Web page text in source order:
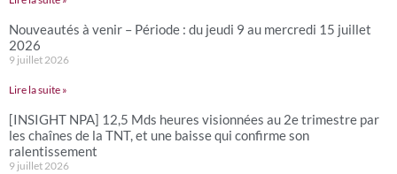
Nouveautés à venir – Période : du jeudi 9 au mercredi 15 juillet
2026
9 juillet 2026
Lire la suite »
[INSIGHT NPA] 12,5 Mds heures visionnées au 2e trimestre par
les chaînes de la TNT, et une baisse qui confirme son
ralentissement
9 juillet 2026